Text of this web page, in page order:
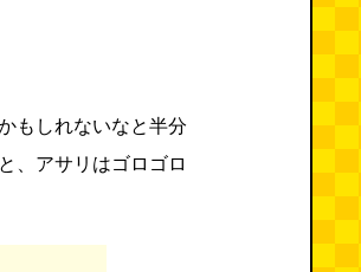
もしれないなと半分
、アサリはゴロゴロ